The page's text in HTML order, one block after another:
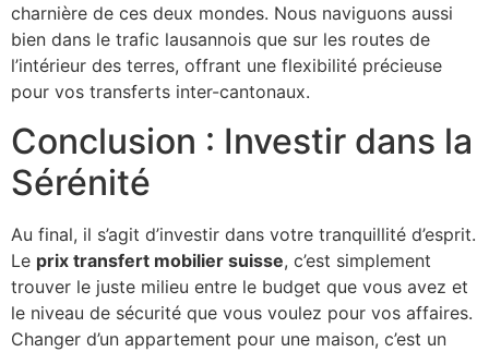
charnière de ces deux mondes. Nous naviguons aussi
bien dans le trafic lausannois que sur les routes de
l’intérieur des terres, offrant une flexibilité précieuse
pour vos transferts inter-cantonaux.
Conclusion : Investir dans la
Sérénité
Au final, il s’agit d’investir dans votre tranquillité d’esprit.
Le prix transfert mobilier suisse, c’est simplement
trouver le juste milieu entre le budget que vous avez et
le niveau de sécurité que vous voulez pour vos affaires.
Changer d’un appartement pour une maison, c’est un